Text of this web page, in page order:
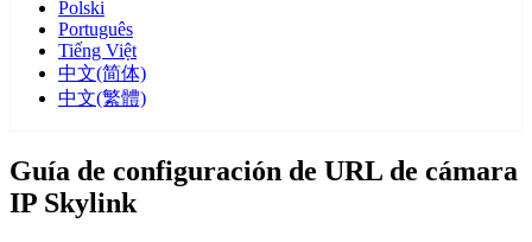
Polski
Português
Tiếng Việt
中文(简体)
中文(繁體)
Guía de configuración de URL de cámara
IP Skylink